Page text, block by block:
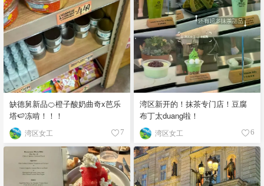
缺德舅新品🍊橙子酸奶曲奇x芭乐
塔🍉冻啃！！！
湾区女工 7
湾区新开的！抹茶专门店！豆腐
布丁太duang啦！
湾区女工 6